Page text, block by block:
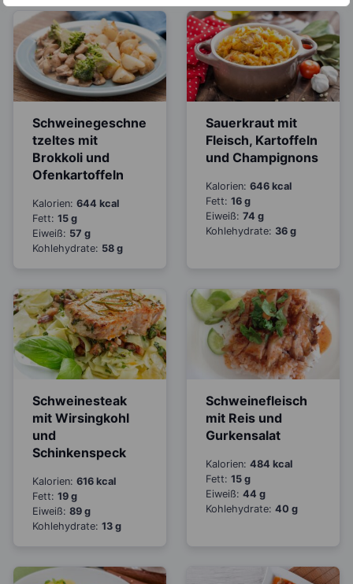
Schweinegeschne
tzeltes mit
Brokkoli und
Ofenkartoffeln
Kalorien: 644 kcal
Fett: 15 g
Eiweiß: 57 g
Kohlehydrate: 58 g
Sauerkraut mit
Fleisch, Kartoffeln
und Champignons
Kalorien: 646 kcal
Fett: 16 g
Eiweiß: 74 g
Kohlehydrate: 36 g
Schweinesteak
mit Wirsingkohl
und
Schinkenspeck
Kalorien: 616 kcal
Fett: 19 g
Eiweiß: 89 g
Kohlehydrate: 13 g
Schweinefleisch
mit Reis und
Gurkensalat
Kalorien: 484 kcal
Fett: 15 g
Eiweiß: 44 g
Kohlehydrate: 40 g